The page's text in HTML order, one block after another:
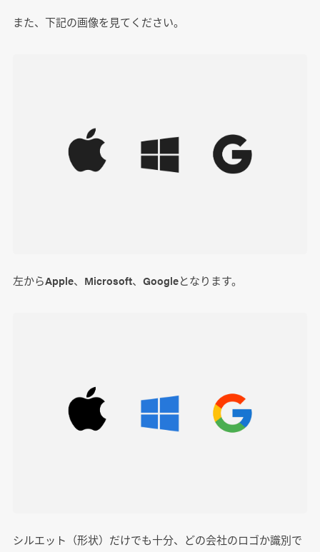
また、下記の画像を見てください。
左からApple、Microsoft、Googleとなります。
シルエット（形状）だけでも十分、どの会社のロゴか識別で